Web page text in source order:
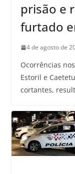
prisão e
furtado
4 de agosto de
Ocorrências
Estoril e
cortantes,